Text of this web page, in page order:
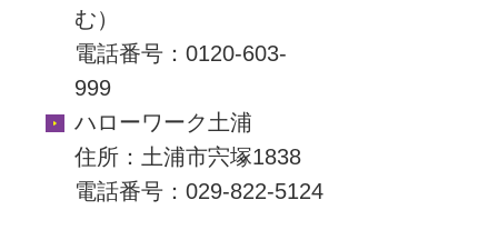
む）
電話番号：0120-603-
999
ハローワーク土浦
住所：土浦市宍塚1838
電話番号：029-822-5124